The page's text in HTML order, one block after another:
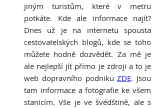
jiným turistům, které v metru
potkáte. Kde ale informace najít?
Dnes už je na internetu spousta
cestovatelských blogů, kde se toho
můžete hodně dozvědět. Za mě je
ale nejlepší jít přímo je zdroji a to je
web dopravního podniku ZDE. Jsou
tam informace a fotografie ke všem
stanicím. Vše je ve švédštině, ale s